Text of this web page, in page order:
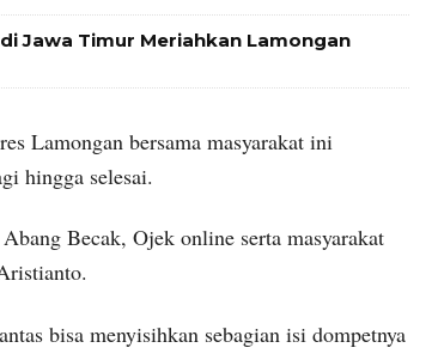
Jawa Timur Meriahkan Lamongan
Lamongan bersama masyarakat ini
hingga selesai.
Becak, Ojek online serta masyarakat
bisa menyisihkan sebagian isi dompetnya